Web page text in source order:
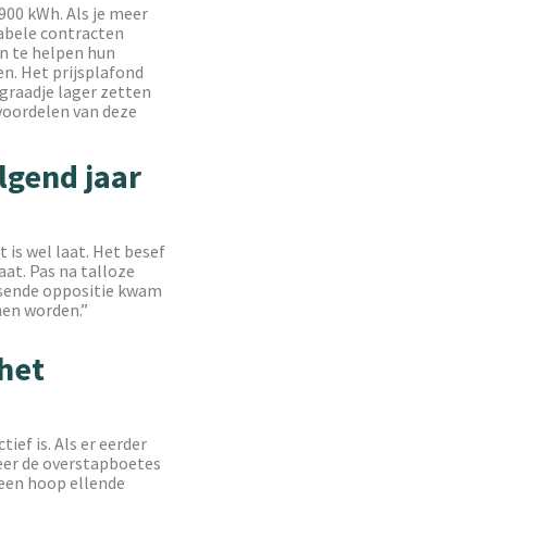
kWh. Als je meer
contracten
te helpen hun
Het prijsplafond
lager zetten
van deze
jaar
is wel laat. Het besef
Pas na talloze
oppositie kwam
worden.”
is. Als er eerder
de overstapboetes
hoop ellende